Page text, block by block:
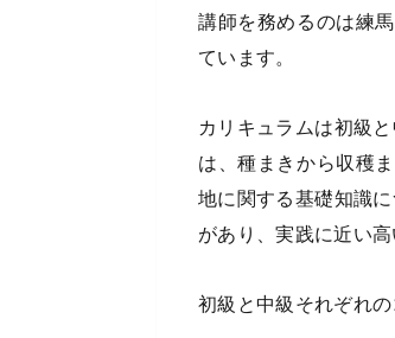
講師を務めるのは練
ています。
カリキュラムは初級
は、種まきから収穫
地に関する基礎知識
があり、実践に近い
初級と中級それぞれ